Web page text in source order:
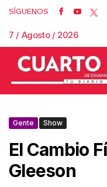
SÍGUENOS
7 / Agosto / 2026
Gente Show
El Cambio
Gleeson